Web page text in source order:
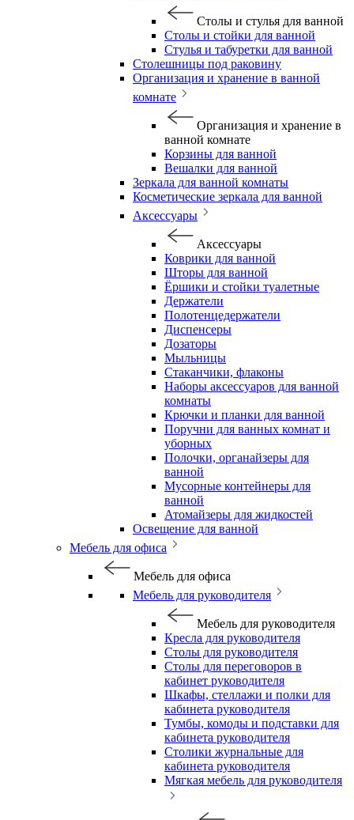
Столы и стулья для ванной
Столы и стойки для ванной
Стулья и табуретки для ванной
Столешницы под раковину
Организация и хранение в ванной
комнате
Организация и хранение в
ванной комнате
Корзины для ванной
Вешалки для ванной
Зеркала для ванной комнаты
Косметические зеркала для ванной
Аксессуары
Аксессуары
Коврики для ванной
Шторы для ванной
Ёршики и стойки туалетные
Держатели
Полотенцедержатели
Диспенсеры
Дозаторы
Мыльницы
Стаканчики, флаконы
Наборы аксессуаров для ванной
комнаты
Крючки и планки для ванной
Поручни для ванных комнат и
уборных
Полочки, органайзеры для
ванной
Мусорные контейнеры для
ванной
Атомайзеры для жидкостей
Освещение для ванной
Мебель для офиса
Мебель для офиса
Мебель для руководителя
Мебель для руководителя
Кресла для руководителя
Столы для руководителя
Столы для переговоров в
кабинет руководителя
Шкафы, стеллажи и полки для
кабинета руководителя
Тумбы, комоды и подставки для
кабинета руководителя
Столики журнальные для
кабинета руководителя
Мягкая мебель для руководителя